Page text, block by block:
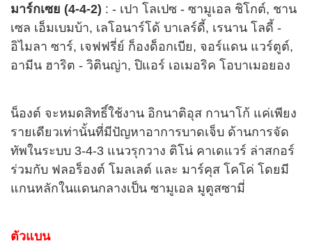
มาร์กเซย (4-4-2) : - เปา โลเปซ - ซามูเอล ชิโกต์, ชาน
เซล เอ็มเบมบ้า, เลโอนาร์โด้ บาเลร์ดี้, เรนาน โลดี้ -
อิไมลา ซาร์, เจฟฟรี่ย์ ก็องด็อกเบีย, จอร์แดน แวร์ตูต์,
อามีน ฮาริต - วิตินญ่า, ปิแอร์ เอเมอริค โอบาเมอยอง
น็องต์ จะหมดสิทธิ์ใช้งาน อิกนาติอุส กานาโก้ แค่เพียง
รายเดียวเท่านั้นที่มีปัญหาอาการบาดเจ็บ ด้านการจัด
ทัพในระบบ 3-4-3 แนวรุกวาง ติโน่ คาเดแวร์ ล่าสกอร์
ร่วมกับ ฟลอร็องต์ โมลเลต์ และ มาร์คุส โคโค่ โดยมี
แกนหลักในแดนกลางเป็น ซามูเอล มูตูสซามี่
ตัวแบน